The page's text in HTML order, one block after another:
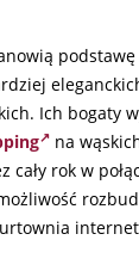
Ich bogaty
na
rok w